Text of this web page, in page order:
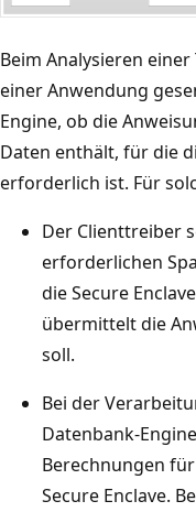
Beim Analysieren
einer Anwendung
Engine, ob die
Daten enthält, für die
erforderlich ist. Für
Der Clienttreiber
erforderlichen
die Secure
übermittelt die
soll.
Bei der
Datenbank-
Berechnungen
Secure Enclave.